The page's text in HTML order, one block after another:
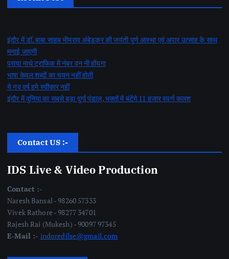
इंदौर में डॉ. बाबा साहब भीमराव अंबेडकर की जयंती पूर्ण आस्था एवं अपार उत्साह के साथ
मनाई जाएगी
पराया माथे ट्राफिक में नंबर वन नी होंयगा
भाषा केवल शब्दों का चयन नहीं होती
ये नव वर्ष हमे स्वीकार नहीं
इंदौर में दुनिया का सबसे बड़ा दुर्गा पंडाल, भक्तों में बंटेंगे 11 हजार स्वर्ण कलश
Contact US :-
IDS Live & Video Production
Contact :-
Naresh Bansal - 98260 57333
Vivek Rathore - 98277 34701
Rajesh Rai (Mukesh) - 90097 97345
E-Mail :- indoredilse@gmail.com